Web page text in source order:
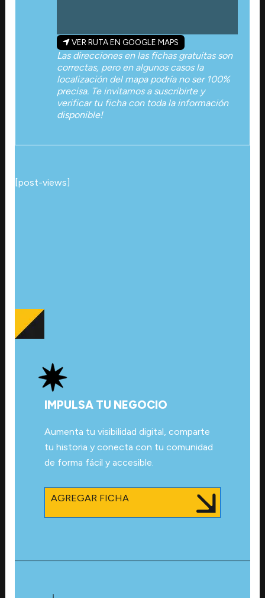
VER RUTA EN GOOGLE MAPS
Las direcciones en las fichas gratuitas son
correctas, pero en algunos casos la
localización del mapa podría no ser 100%
precisa. Te invitamos a suscribirte y
verificar tu ficha con toda la información
disponible!
[post-views]
IMPULSA TU NEGOCIO
Aumenta tu visibilidad digital, comparte
tu historia y conecta con tu comunidad
de forma fácil y accesible.
AGREGAR FICHA